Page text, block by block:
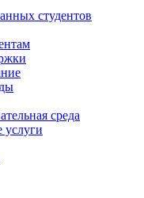
студентов
среда
услуги